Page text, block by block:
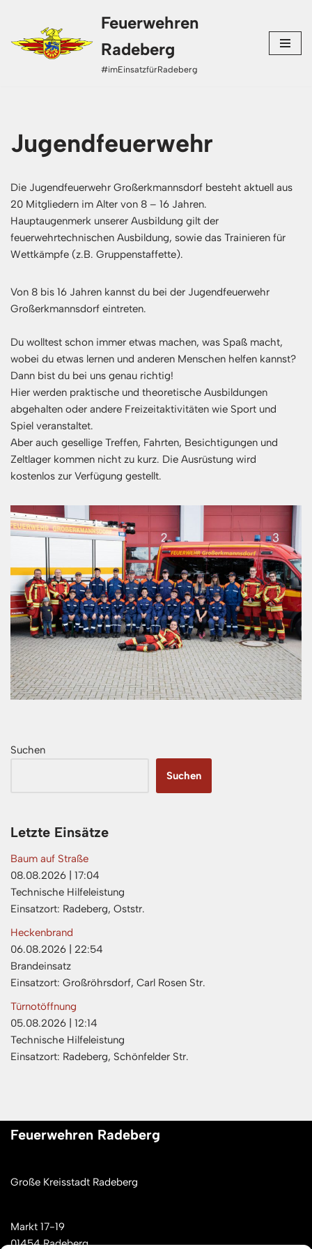
Zum
Inhalt
Feuerwehren
Radeberg
#imEinsatzfürRadeberg
Jugendfeuerwehr
Die Jugendfeuerwehr Großerkmannsdorf besteht aktuell aus
20 Mitgliedern im Alter von 8 – 16 Jahren.
Hauptaugenmerk unserer Ausbildung gilt der
feuerwehrtechnischen Ausbildung, sowie das Trainieren für
Wettkämpfe (z.B. Gruppenstaffette).
Von 8 bis 16 Jahren kannst du bei der Jugendfeuerwehr
Großerkmannsdorf eintreten.
Du wolltest schon immer etwas machen, was Spaß macht,
wobei du etwas lernen und anderen Menschen helfen kannst?
Dann bist du bei uns genau richtig!
Hier werden praktische und theoretische Ausbildungen
abgehalten oder andere Freizeitaktivitäten wie Sport und
Spiel veranstaltet.
Aber auch gesellige Treffen, Fahrten, Besichtigungen und
Zeltlager kommen nicht zu kurz. Die Ausrüstung wird
kostenlos zur Verfügung gestellt.
Suchen
Suchen
Letzte Einsätze
Baum auf Straße
08.08.2026
17:04
Technische Hilfeleistung
Einsatzort: Radeberg, Oststr.
Heckenbrand
06.08.2026
22:54
Brandeinsatz
Einsatzort: Großröhrsdorf, Carl Rosen Str.
Türnotöffnung
05.08.2026
12:14
Technische Hilfeleistung
Einsatzort: Radeberg, Schönfelder Str.
Feuerwehren Radeberg
Große Kreisstadt Radeberg
Markt 17-19
01454 Radeberg